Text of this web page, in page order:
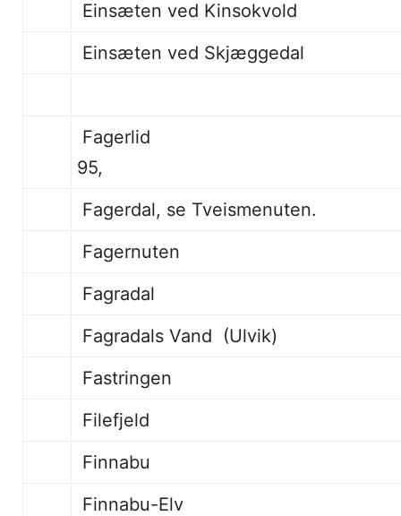
Einsæten ved Kinsokvold
Einsæten ved Skjæggedal
Fagerlid 38, 39,
95,
Fagerdal, se Tveismenuten.
Fagernuten
Fagradals Vand (Ulvik)
Fastringen
Filefjeld
Finnabu
Finnabu-Elv